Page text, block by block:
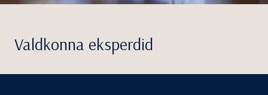
Valdkonna eksperdid